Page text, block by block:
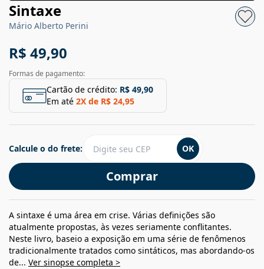
Sintaxe
Mário Alberto Perini
R$ 49,90
Formas de pagamento:
Cartão de crédito: R$ 49,90
Em até 2X de R$ 24,95
Comprar
Calcule o do frete: OK
A sintaxe é uma área em crise. Várias definições são
atualmente propostas, às vezes seriamente conflitantes.
Neste livro, baseio a exposição em uma série de fenômenos
tradicionalmente tratados como sintáticos, mas abordando-os
de... Ver sinopse completa >